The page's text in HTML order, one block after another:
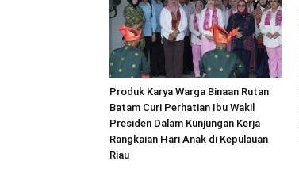
Produk Karya Warga Binaan Rutan
Batam Curi Perhatian Ibu Wakil
Presiden Dalam Kunjungan Kerja
Rangkaian Hari Anak di Kepulauan
Riau